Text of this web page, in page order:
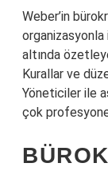
Weber’in
organizasyonla
altında
Kurallar ve
Yöneticiler ile
çok